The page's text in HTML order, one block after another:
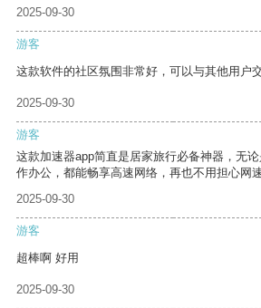
2025-09-30
游客
这款软件的社区氛围非常好，可以与其他用户
2025-09-30
游客
这款加速器app简直是居家旅行必备神器，无
作办公，都能畅享高速网络，再也不用担心网速
2025-09-30
游客
超棒啊 好用
2025-09-30